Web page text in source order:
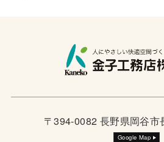
〒394-0082 長野県岡谷市
Google Map